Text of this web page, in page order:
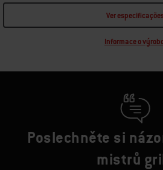
Ver
Informace o
Poslechněte si
mistrů